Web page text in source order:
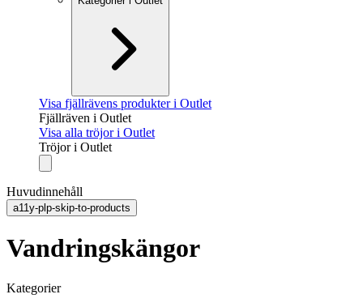
Visa fjällrävens produkter i Outlet
Fjällräven i Outlet
Visa alla tröjor i Outlet
Tröjor i Outlet
Huvudinnehåll
a11y-plp-skip-to-products
Vandringskängor
Kategorier